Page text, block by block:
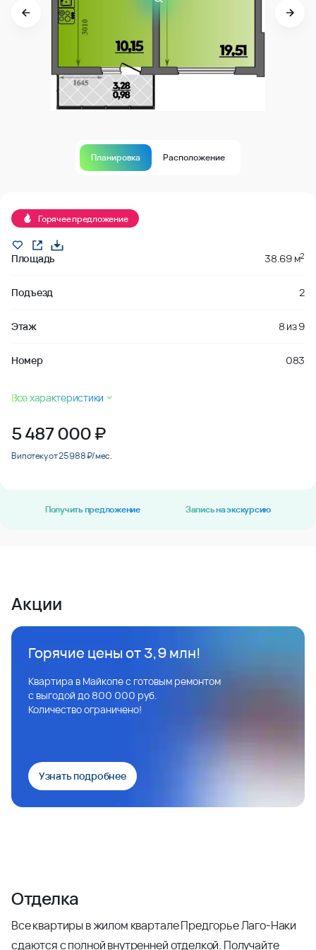
Планировка Расположение
Горячее предложение
Площадь 38.69 м2
Подъезд 2
Этаж 8 из9
Номер 083
Все характеристики
5 487 000₽
В ипотеку от 25 988 ₽/мес.
Получить предложение Запись на экскурсию
Акции
Горячие цены от 3,9 млн!
Квартира в Майкопе с готовым ремонтом
с выгодой до 800 000 руб.
Количество ограничено!
Узнать подробнее
Отделка
Все квартиры в жилом квартале Предгорье Лаго-Наки
сдаются с полной внутренней отделкой. Получайте